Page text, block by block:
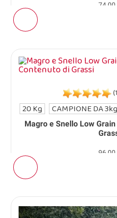
74,00
Magro e Snello Low
96,00
20 Kg CAMPIONE DA 3kg